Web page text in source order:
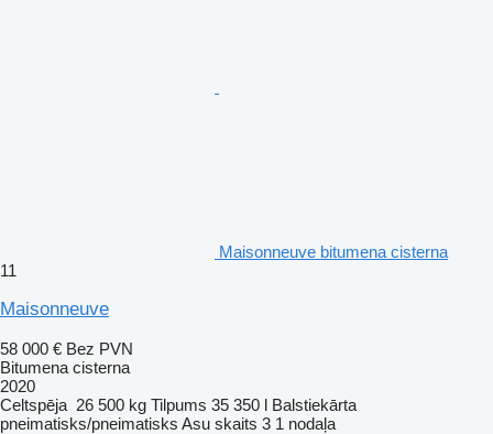
Maisonneuve bitumena cisterna
11
Maisonneuve
58 000 € Bez PVN
Bitumena cisterna
2020
Celtspēja 26 500 kg Tilpums 35 350 l Balstiekārta
pneimatisks/pneimatisks Asu skaits 3 1 nodaļa